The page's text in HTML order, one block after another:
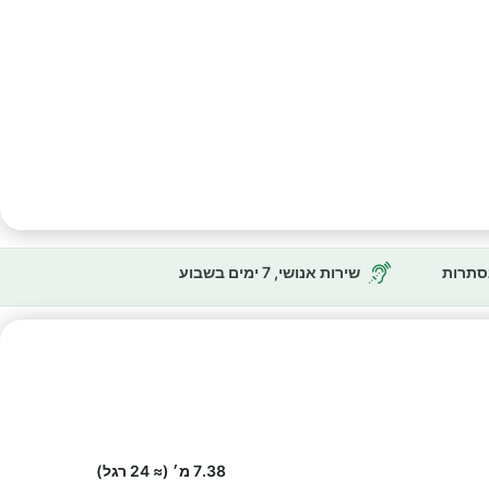
שירות אנושי, 7 ימים בשבוע
7.38 מ׳ (≈ 24 רגל)